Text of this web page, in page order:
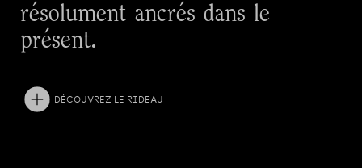
résolument ancrés dans le
présent.
DÉCOUVREZ LE RIDEAU